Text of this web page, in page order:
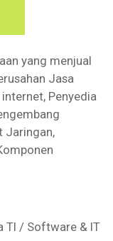
yang menjual
Jasa
Penyedia
Jaringan,
TI / Software & IT